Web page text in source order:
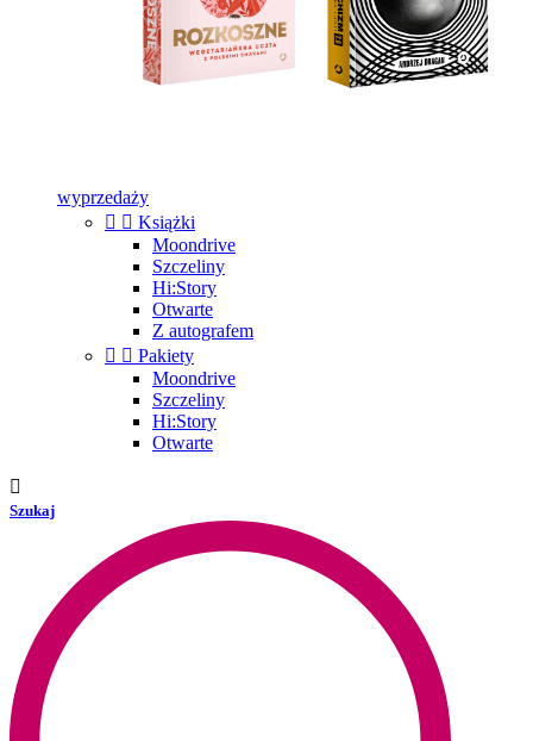
wyprzedaży
  Książki
Moondrive
Szczeliny
Hi:Story
Otwarte
Z autografem
  Pakiety
Moondrive
Szczeliny
Hi:Story
Otwarte

Szukaj